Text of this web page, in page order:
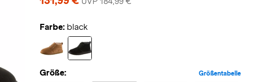
Farbe: black
Größe: Größentabelle